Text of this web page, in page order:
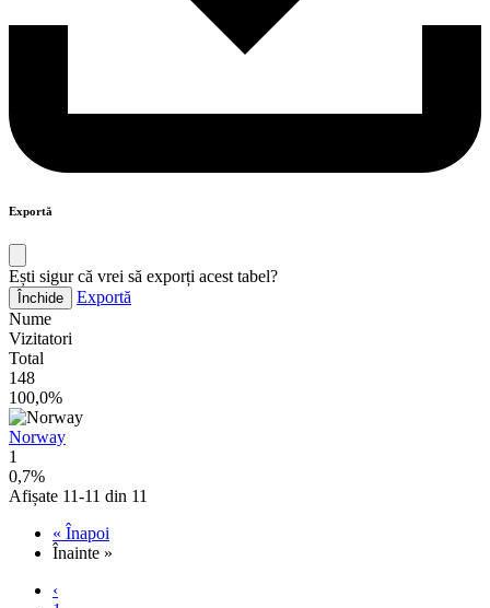
Exportă
Ești sigur că vrei să exporți acest tabel?
Închide
Exportă
Nume
Vizitatori
Total
148
100,0%
Norway
1
0,7%
Afișate 11-11 din 11
« Înapoi
Înainte »
‹